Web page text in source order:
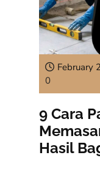
February
0
9 Cara
Hasil